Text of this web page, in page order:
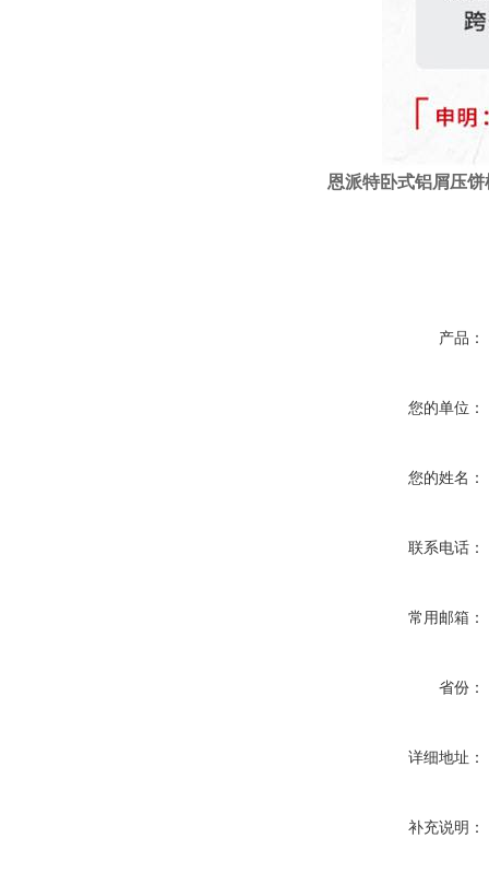
恩派特卧式铝屑压饼
产品：
您的单位：
您的姓名：
联系电话：
常用邮箱：
省份：
详细地址：
补充说明：